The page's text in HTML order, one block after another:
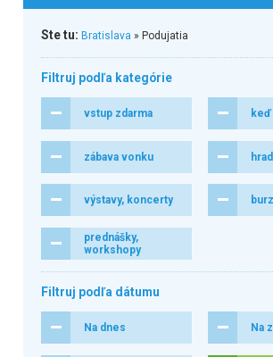
Ste tu: Bratislava » Podujatia
Filtruj podľa kategórie
vstup zdarma
zábava vonku
výstavy, koncerty
prednášky,
workshopy
Filtruj podľa dátumu
Na dnes Na